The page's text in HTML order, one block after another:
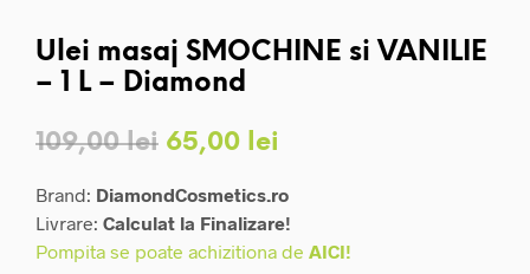
Ulei masaj SMOCHINE si VANILIE
– 1 L – Diamond
109,00lei Prețul
a
fost:
65,00 lei
este:
65,00 lei.
Brand: DiamondCosmetics.ro
Livrare: Calculat la Finalizare!
Pompita se poate achizitiona de AICI!